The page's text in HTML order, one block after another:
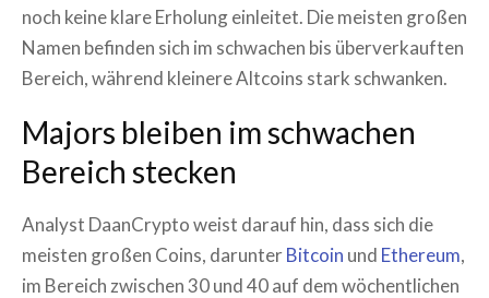
noch keine klare Erholung einleitet. Die meisten großen
Namen befinden sich im schwachen bis überverkauften
Bereich, während kleinere Altcoins stark schwanken.
Majors bleiben im schwachen
Bereich stecken
Analyst DaanCrypto weist darauf hin, dass sich die
meisten großen Coins, darunterBitcoin und Ethereum,
im Bereich zwischen 30 und 40 auf dem wöchentlichen